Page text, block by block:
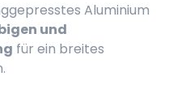
Aluminium
und
für ein breites